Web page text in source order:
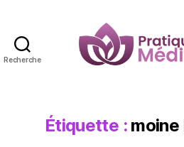
Recherche
Étiquette :